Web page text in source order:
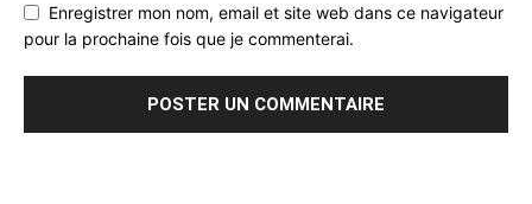
Enregistrer mon nom, email et site web dans ce navigateur
pour la prochaine fois que je commenterai.